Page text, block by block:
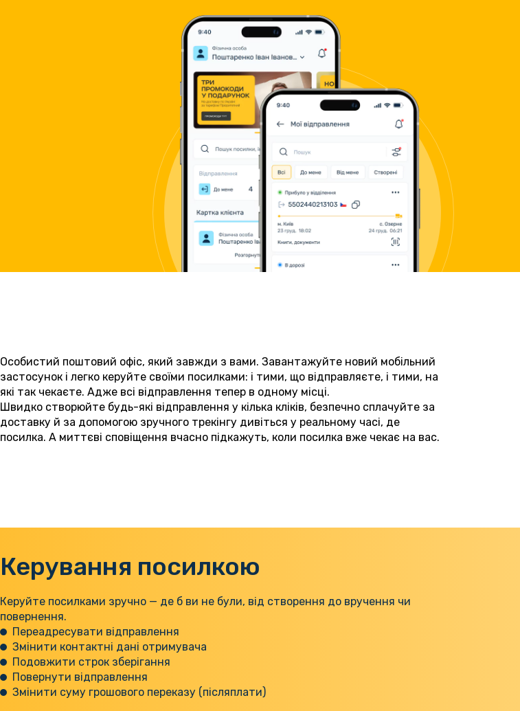
Особистий поштовий офіс, який завжди з вами. Завантажуйте новий мобільний
застосунок і легко керуйте своїми посилками: і тими, що відправляєте, і тими, на
які так чекаєте. Адже всі відправлення тепер в одному місці.
Швидко створюйте будь-які відправлення у кілька кліків, безпечно сплачуйте за
доставку й за допомогою зручного трекінгу дивіться у реальному часі, де
посилка. А миттєві сповіщення вчасно підкажуть, коли посилка вже чекає на вас.
Керування посилкою
Керуйте посилками зручно — де б ви не були, від створення до вручення чи
повернення.
Переадресувати відправлення
Змінити контактні дані отримувача
Подовжити строк зберігання
Повернути відправлення
Змінити суму грошового переказу (післяплати)